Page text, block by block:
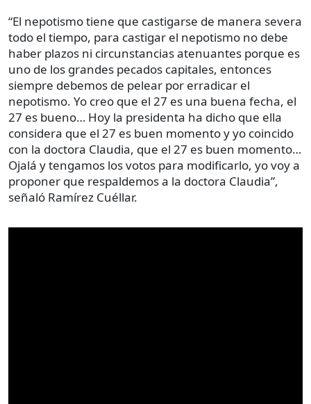
“El nepotismo tiene que castigarse de manera severa
todo el tiempo, para castigar el nepotismo no debe
haber plazos ni circunstancias atenuantes porque es
uno de los grandes pecados capitales, entonces
siempre debemos de pelear por erradicar el
nepotismo. Yo creo que el 27 es una buena fecha, el
27 es bueno… Hoy la presidenta ha dicho que ella
considera que el 27 es buen momento y yo coincido
con la doctora Claudia, que el 27 es buen momento…
Ojalá y tengamos los votos para modificarlo, yo voy a
proponer que respaldemos a la doctora Claudia”,
señaló Ramírez Cuéllar.